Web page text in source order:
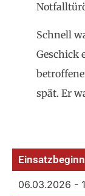
Schnell
Geschick
spät. Er
Einsatzbeginn
06.03.2026 -